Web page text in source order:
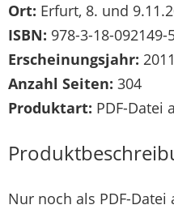
Ort: Erfurt, 8. und
ISBN: 978-3-18-092149-
Erscheinungsjahr: 2011
Anzahl Seiten: 304
Produktart: PDF-Datei
Nur noch als PDF-